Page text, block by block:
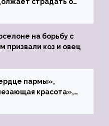
на борьбу с
призвали коз и овец
пармы»,
красота»,